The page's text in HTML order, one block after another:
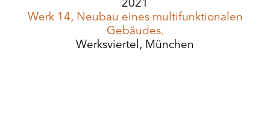
2021
Werk 14, Neubau eines multifunktionalen
Gebäudes.
Werksviertel, München